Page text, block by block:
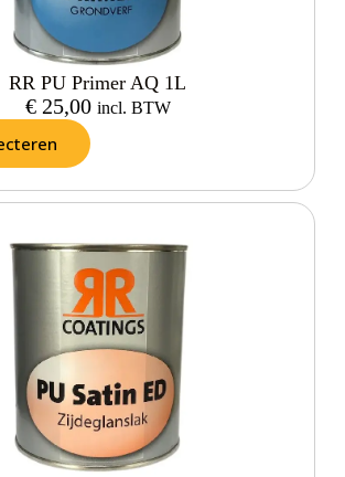
RR PU Primer AQ 1L
€25,00 incl. BTW